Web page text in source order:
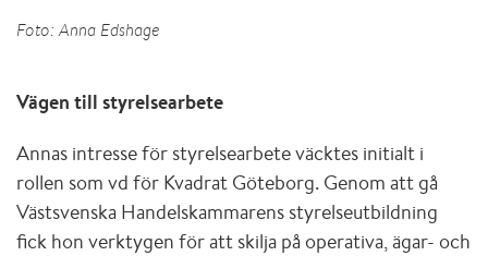
Foto: Anna Edshage
Vägen till styrelsearbete
Annas intresse för styrelsearbete väcktes initialt i
rollen som vd för Kvadrat Göteborg. Genom att gå
Västsvenska Handelskammarens styrelseutbildning
fick hon verktygen för att skilja på operativa, ägar- och